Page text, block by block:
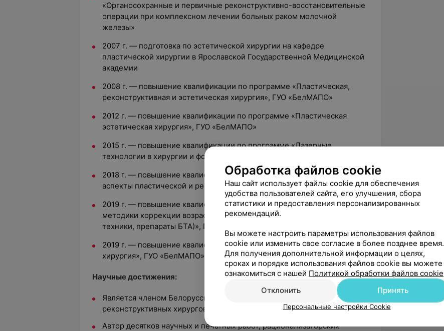
«Органосохранные и первичные реконструктивно-восстановительные
операции при комплексном лечении больных раком молочной
железы»
2007 г. — подготовка по эстетической хирургии на кафедре
пластической хирургии в Ярославской Государственной Медицинской
академии
2008 г. — повышение квалификации по программе «Пластическая,
реконструктивная и эстетическая хирургия», ГУО «БелМАПО»
2012 г. — повышение квалификации по программе «Пластическая
эстетическая хирургия», ГУО «БелМАПО»
2015 г. — повышение квалификации по программе «Лазерные
технологии в хирургии и фотодинамической терапии», ГУО «БелМАПО»
2018 г. — повышение квалификации по программе «Современные
аспекты пластической и реконструктивной хирургии», ГУО «БелМАПО»
2019 г. — повышение квалификации по программе «Сочетанные
методики коррекции возрастных изменений кожи (волюметрические
техники, препараты БТА)», ГУО «БелМАПО»
2019 г. — повышение квалификации по программе «Пластическая
хирургия», ГУО «БелМАПО»
Научные достижения:
Является членом Белорусского общества пластических
реконструктивных хирургов с момента его основания.
Автор десятков научных и печатных работ, рационализаторских
Обработка файлов cookie
Наш сайт использует файлы cookie для обеспечения
удобства пользователей сайта, его улучшения, сбора
статистики и предоставления персонализированных
рекомендаций.
Вы можете настроить параметры использования файлов
cookie или изменить свое согласие в более позднее время.
Для получения дополнительной информации о целях,
сроках и порядке использования файлов cookie вы можете
ознакомиться с нашей Политикой обработки файлов cookie
Отклонить
Принять
Персональные настройки Cookie